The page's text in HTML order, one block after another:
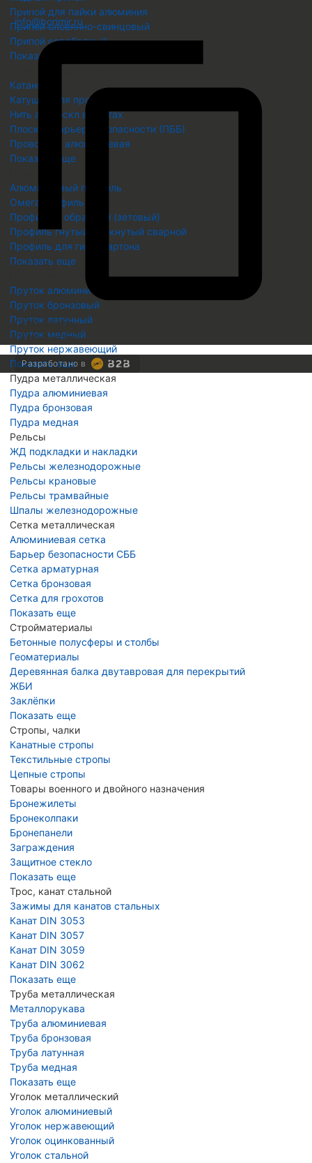
Припой для пайки алюминия
Припой оловянно-свинцовый
Припой серебряный
Показать еще
Катанка
Катушки для проволоки
Нить акл, аскл в бухтах
Плоский барьер безопасности (ПББ)
Проволока алюминиевая
Показать еще
Алюминиевый профиль
Омега профиль ОП
Профиль Z образный (зетовый)
Профиль гнутый замкнутый сварной
Профиль для гипсокартона
Показать еще
Пруток металлический
Пруток алюминиевый
Пруток бронзовый
Пруток латунный
Пруток медный
Пруток нержавеющий
Показать еще
Пудра металлическая
Пудра алюминиевая
Пудра бронзовая
Пудра медная
Рельсы
ЖД подкладки и накладки
Рельсы железнодорожные
Рельсы крановые
Рельсы трамвайные
Шпалы железнодорожные
Сетка металлическая
Алюминиевая сетка
Барьер безопасности СББ
Сетка арматурная
Сетка бронзовая
Сетка для грохотов
Показать еще
Стройматериалы
Бетонные полусферы и столбы
Геоматериалы
Деревянная балка двутавровая для перекрытий
ЖБИ
Заклёпки
Показать еще
Стропы, чалки
Канатные стропы
Текстильные стропы
Цепные стропы
Товары военного и двойного назначения
Бронежилеты
Бронеколпаки
Бронепанели
Заграждения
Защитное стекло
Показать еще
Трос, канат стальной
Зажимы для канатов стальных
Канат DIN 3053
Канат DIN 3057
Канат DIN 3059
Канат DIN 3062
Показать еще
Труба металлическая
Металлорукава
Труба алюминиевая
Труба бронзовая
Труба латунная
Труба медная
Показать еще
Уголок металлический
Уголок алюминиевый
Уголок нержавеющий
Уголок оцинкованный
Уголок стальной
Email
info@borimir.ru
Скопировать
Скопировано
Разработано в